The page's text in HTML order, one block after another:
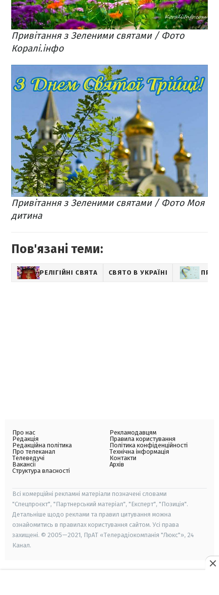
Привітання з Зеленими святами / Фото
Коралі.інфо
Привітання з Зеленими святами / Фото Моя
дитина
Пов'язані теми:
РЕЛІГІЙНІ СВЯТА СВЯТО В УКРАЇНІ
Про нас
Редакція
Редакційна політика
Про телеканал
Телеведучі
Вакансії
Структура власності
Рекламодавцям
Правила користування
Політика конфіденційності
Технічна інформація
Контакти
Архів
Всі комерційні рекламні матеріали позначені словами
"Спецпроєкт", "Партнерський матеріал", "Експерт", "Позиція".
Детальніше щодо реклами та правил цитування можна
ознайомитись в правилах користування сайтом. Усі права
захищені. © 2005—2021, ПрАТ «Телерадіокомпанія "Люкс"», 24
Канал.